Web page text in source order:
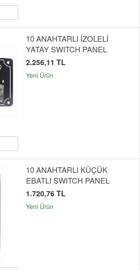
10 ANAHTARLI İZOLELİ
YATAY SWITCH PANEL
2.256,11 TL
Yeni Ürün
10 ANAHTARLI KÜÇÜK
EBATLI SWITCH PANEL
1.720,76 TL
Yeni Ürün